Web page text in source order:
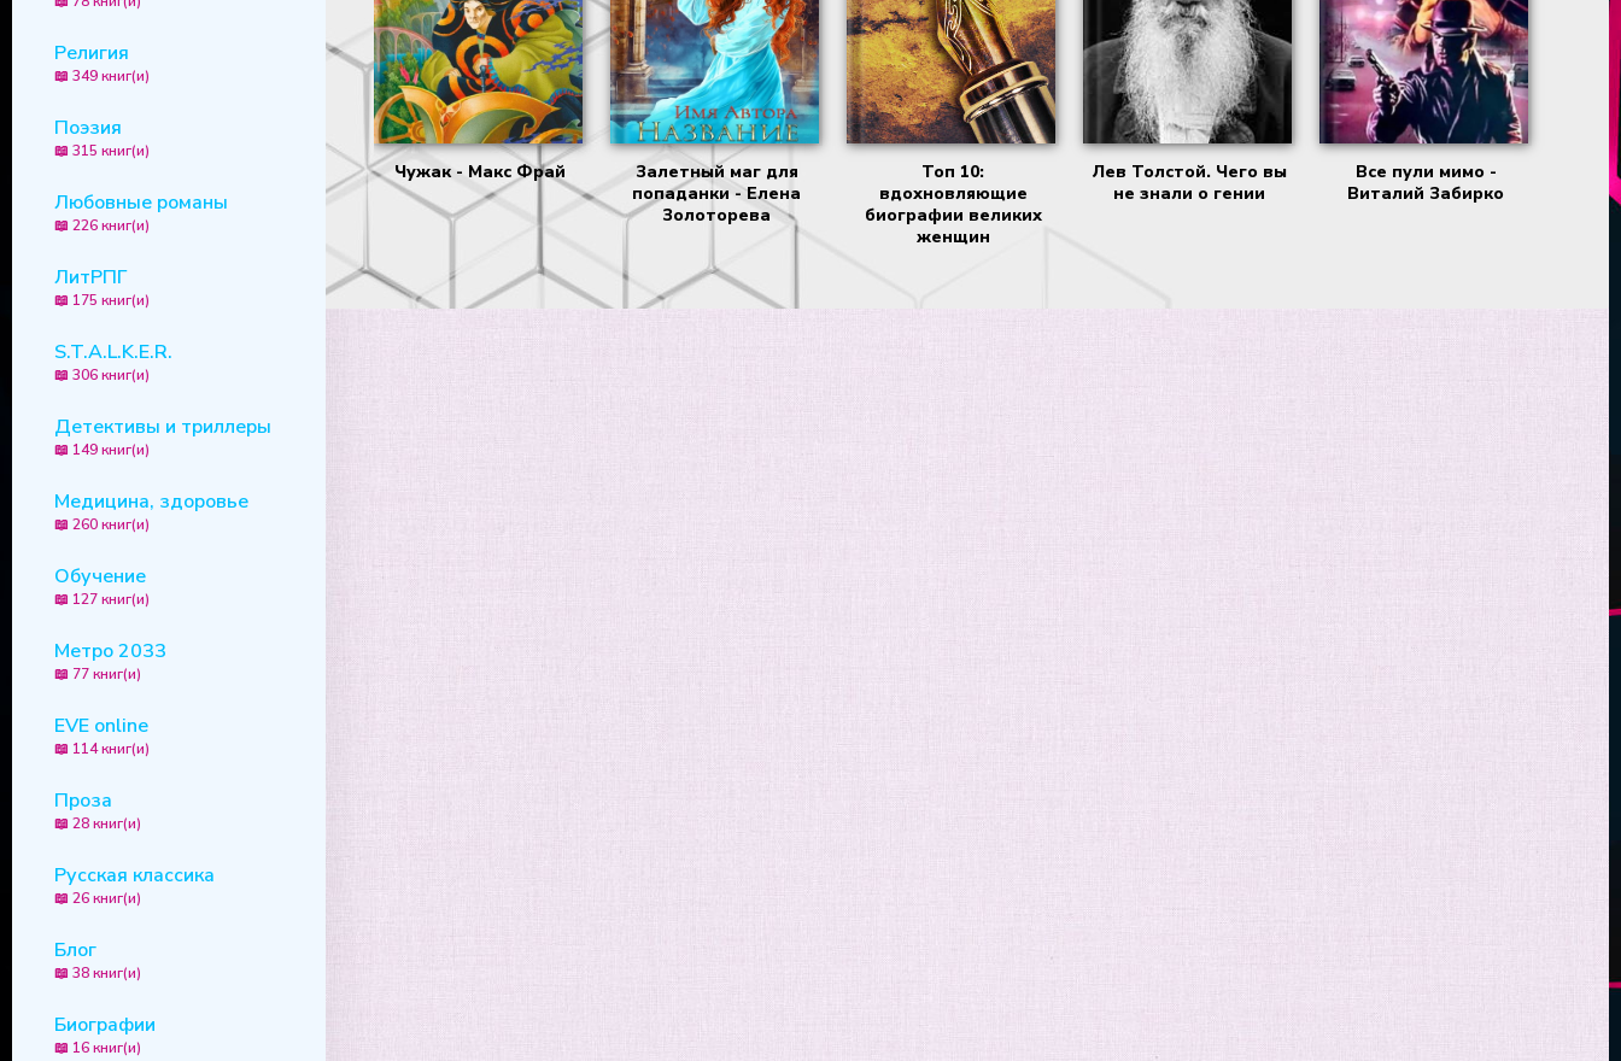
Религия
📖 349 книг(и)
Поэзия
📖 315 книг(и)
Любовные романы
📖 226 книг(и)
ЛитРПГ
📖 175 книг(и)
S.T.A.L.K.E.R.
📖 306 книг(и)
Детективы и триллеры
📖 149 книг(и)
Медицина, здоровье
📖 260 книг(и)
Обучение
📖 127 книг(и)
Метро 2033
📖 77 книг(и)
EVE online
📖 114 книг(и)
Проза
📖 28 книг(и)
Русская классика
📖 26 книг(и)
Блог
📖 38 книг(и)
Биографии
📖 16 книг(и)
Чужак - Макс Фрай
Залетный маг для
попаданки - Елена
Золоторева
Топ 10:
вдохновляющие
биографии великих
женщин
Лев Толстой. Чего вы
не знали о гении
Все пули мимо -
Виталий Забирко